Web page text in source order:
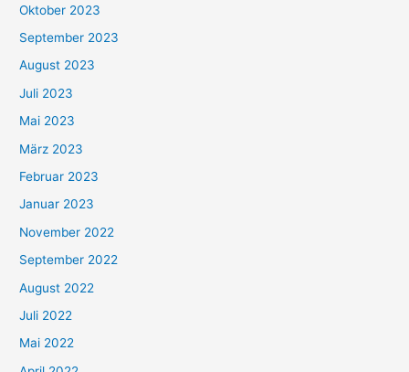
Oktober 2023
September 2023
August 2023
Juli 2023
Mai 2023
März 2023
Februar 2023
Januar 2023
November 2022
September 2022
August 2022
Juli 2022
Mai 2022